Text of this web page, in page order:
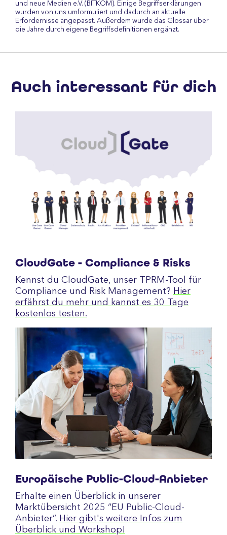
und neue Medien e.V. (BITKOM). Einige Begriffserklärungen
wurden von uns umformuliert und dadurch an aktuelle
Erfordernisse angepasst. Außerdem wurde das Glossar über
die Jahre durch eigene Begriffsdefinitionen ergänzt.
Auch interessant für dich
CloudGate - Compliance & Risks
Kennst du CloudGate, unser TPRM-Tool für
Compliance und Risk Management? Hier
erfährst du mehr und kannst es 30 Tage
kostenlos testen.
Europäische Public-Cloud-Anbieter
Erhalte einen Überblick in unserer
Marktübersicht 2025 “EU Public-Cloud-
Anbieter”. Hier gibt's weitere Infos zum
Überblick und Workshop!